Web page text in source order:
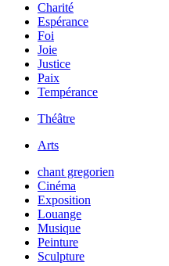
Charité
Espérance
Foi
Joie
Justice
Paix
Tempérance
Théâtre
Arts
chant gregorien
Cinéma
Exposition
Louange
Musique
Peinture
Sculpture